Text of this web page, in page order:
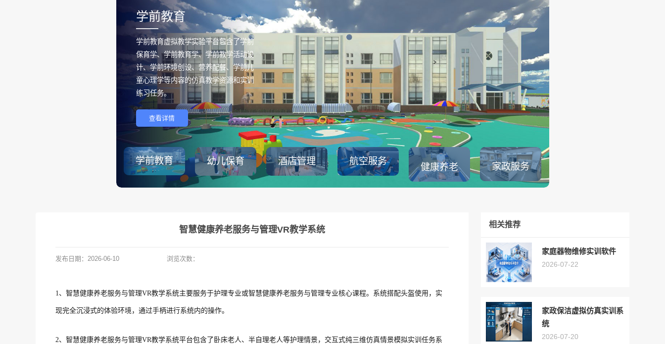
学前教育
——
学前教育虚拟教学实验平台包含了学前
保育学、学前教育学、学前教学活动设
计、学前环境创设、营养配餐、学前儿
童心理学等内容的仿真教学资源和实训
练习任务。
查看详情
学前教育 幼儿保育 酒店管理 航空服务
健康养老 家政服务
智慧健康养老服务与管理VR教学系统
发布日期： 2026-06-10 浏览次数：
1、 智慧健康养老服务与管理VR教学系统主要服务于护理专业或智慧健康养老服务与管理专业核心课程。系统搭配头盔使用，实
现完全沉浸式的体验环境，通过手柄进行系统内的操作。
2、智慧健康养老服务与管理VR教学系统平台包含了卧床老人、半自理老人等护理情景，交互式纯三维仿真情景模拟实训任务系
相关推荐
家庭器物维修实训软件
2026-07-22
家政保洁虚拟仿真实训系
统
2026-07-20